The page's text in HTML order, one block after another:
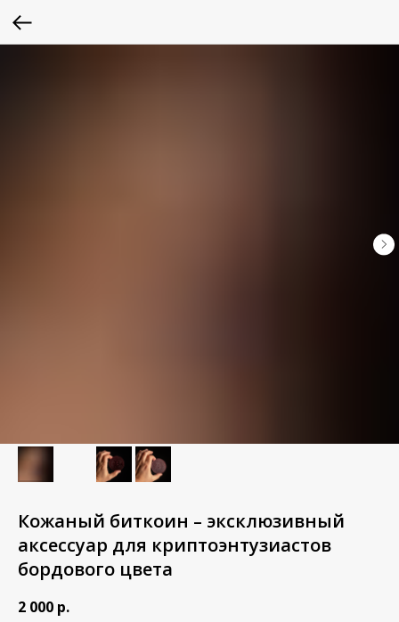
Кожаный биткоин – эксклюзивный
аксессуар для криптоэнтузиастов
бордового цвета
2 000 р.